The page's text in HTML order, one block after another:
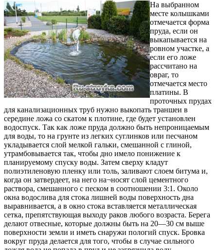
На выбранном
месте колышками
отмечается форма
пруда, если он
выкапывается на
ровном участке, а
если его ложе
рассчитано на
овраг, то
отмечается место
платины. В
проточных прудах
для канализационных труб нужно выкопать траншеи в
середине ложа со скатом к плотине, где будет установлен
водоспуск. Так как ложе пруда должно быть непроницаемым
для воды, то на грунте из легких суглинков или песчаном
укладывается слой мелкой гальки, смешанной с глиной,
утрамбовывается так, чтобы дно имело понижение к
планируемому спуску воды. Затем сверху кладут
полиэтиленовую пленку или толь, заливают слоем битума и,
когда он затвердеет, на него на¬носят слой цементного
раствора, смешанного с песком в соотношении 3:1. Около
окна водослива для стока лишней воды поверхность дна
выравнивается, а в окно стока вставляется металлическая
сетка, препятствующая выходу раков любого возраста. Берега
делают отвесные, которые должны быть на 20—30 см выше
поверхности земли и иметь снаружи пологий спуск. Бровка
вокруг пруда делается для того, чтобы в случае сильного